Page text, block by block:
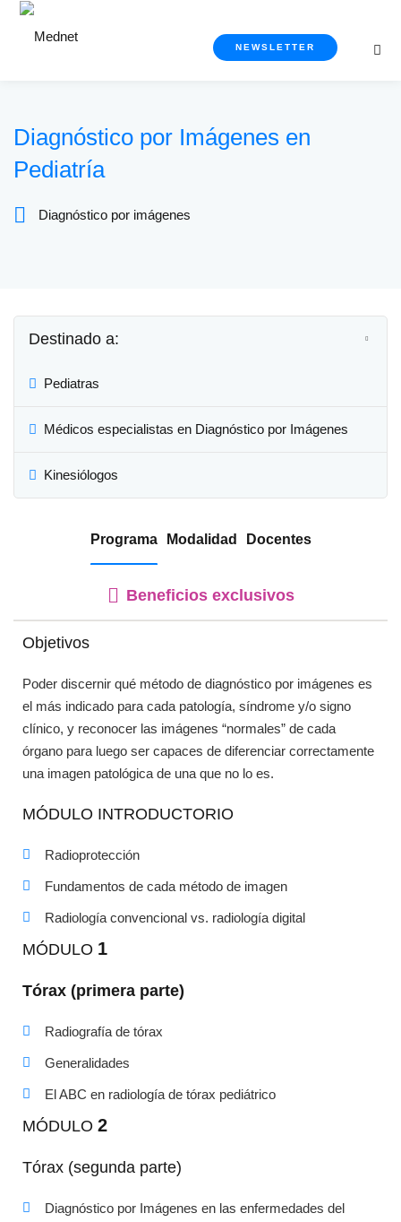
NEWSLETTER
CURSOS
y Cuidados
Diagnóstico por Imágenes en
Pediatría
Diagnóstico por imágenes
Destinado a:
Pediatras
Médicos especialistas en Diagnóstico por Imágenes
Kinesiólogos
Programa Modalidad Docentes
Beneficios exclusivos
Objetivos
Poder discernir qué método de diagnóstico por imágenes es
el más indicado para cada patología, síndrome y/o signo
clínico, y reconocer las imágenes “normales” de cada
órgano para luego ser capaces de diferenciar correctamente
una imagen patológica de una que no lo es.
MÓDULO INTRODUCTORIO
Radioprotección
Fundamentos de cada método de imagen
Radiología convencional vs. radiología digital
MÓDULO 1
Tórax (primera parte)
Radiografía de tórax
Generalidades
El ABC en radiología de tórax pediátrico
MÓDULO 2
Tórax (segunda parte)
Diagnóstico por Imágenes en las enfermedades del